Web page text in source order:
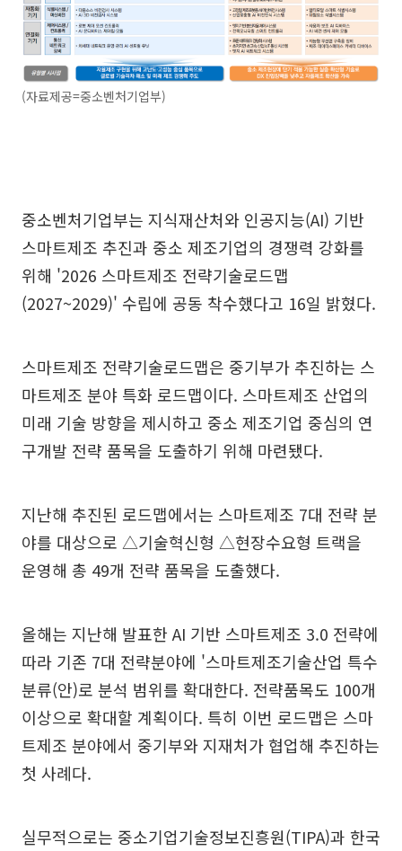
(자료제공=중소벤처기업부)
중소벤처기업부는 지식재산처와 인공지능(AI) 기반
스마트제조 추진과 중소 제조기업의 경쟁력 강화를
위해 '2026 스마트제조 전략기술로드맵
(2027~2029)' 수립에 공동 착수했다고 16일 밝혔다.
스마트제조 전략기술로드맵은 중기부가 추진하는 스
마트제조 분야 특화 로드맵이다. 스마트제조 산업의
미래 기술 방향을 제시하고 중소 제조기업 중심의 연
구개발 전략 품목을 도출하기 위해 마련됐다.
지난해 추진된 로드맵에서는 스마트제조 7대 전략 분
야를 대상으로 △기술혁신형 △현장수요형 트랙을
운영해 총 49개 전략 품목을 도출했다.
올해는 지난해 발표한 AI 기반 스마트제조 3.0 전략에
따라 기존 7대 전략분야에 '스마트제조기술산업 특수
분류(안)로 분석 범위를 확대한다. 전략품목도 100개
이상으로 확대할 계획이다. 특히 이번 로드맵은 스마
트제조 분야에서 중기부와 지재처가 협업해 추진하는
첫 사례다.
실무적으로는 중소기업기술정보진흥원(TIPA)과 한국